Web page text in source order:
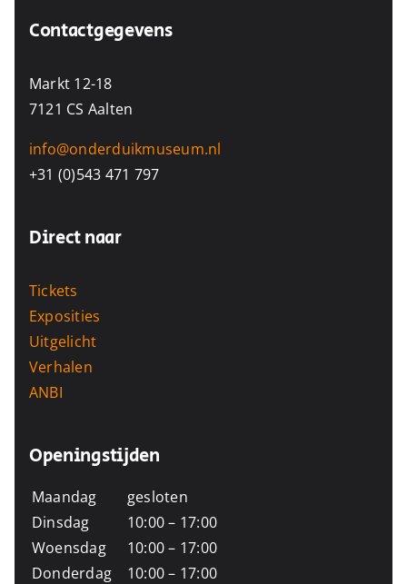
Contactgegevens
Markt 12-18
7121 CS Aalten
info@onderduikmuseum.nl
+31 (0)543 471 797
Direct naar
Tickets
Exposities
Uitgelicht
Verhalen
ANBI
Openingstijden
Maandag
Dinsdag
Woensdag
Donderdag
gesloten
10:00 – 17:00
10:00 – 17:00
10:00 – 17:00